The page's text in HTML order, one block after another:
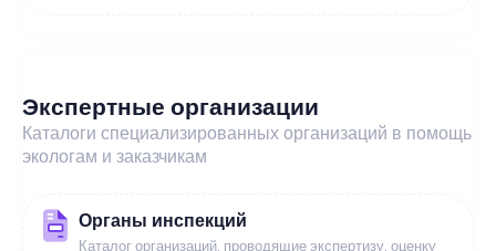
Экспертные организации
Каталоги специализированных организаций в помощь
экологам и заказчикам
Органы инспекций
Каталог организаций, проводящие экспертизу, оценку